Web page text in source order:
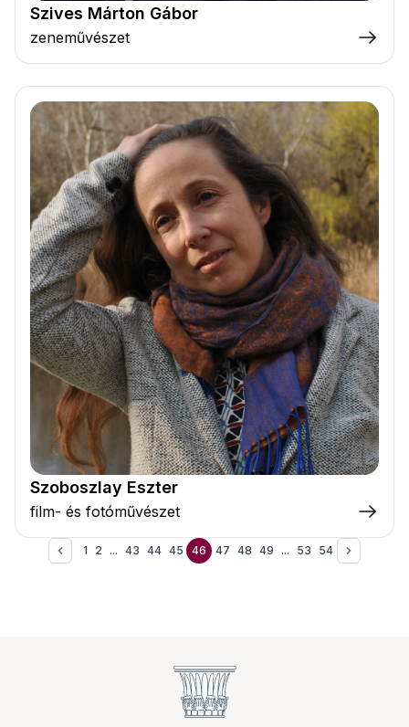
Szives Márton Gábor
zeneművészet
Szoboszlay Eszter
film- és fotóművészet
1 2 ... 43 44 45 46 47 48 49 ... 53 54